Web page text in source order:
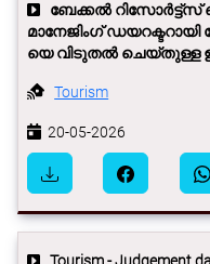
ബേക്കല്‍ റിസോർട്ട്സ്
മാനേജിംഗ് ഡയറക്ടറായി
യെ വിടുതല്‍ ചെയ്തുള്ള
Tourism
20-05-2026